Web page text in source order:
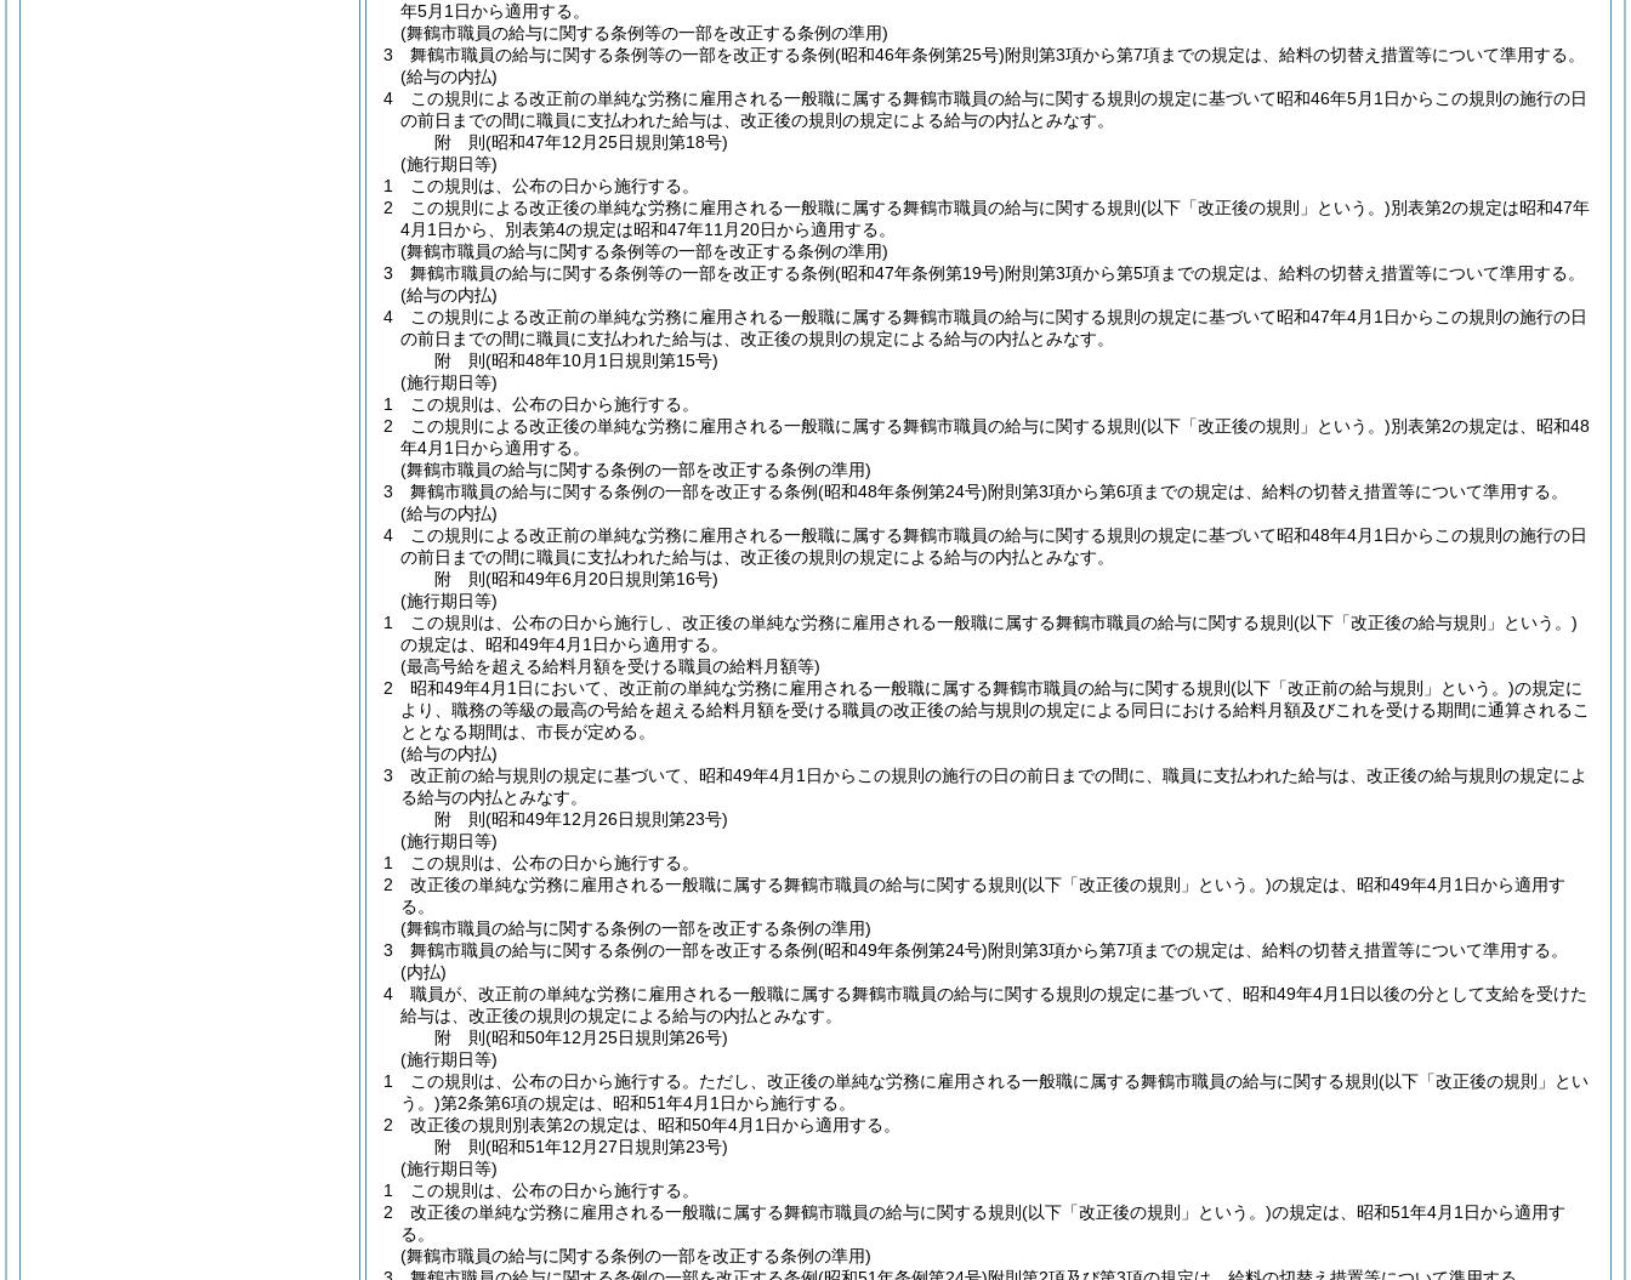
年5月1日から適用する。
(舞鶴市職員の給与に関する条例等の一部を改正する条例の準用)
3
舞鶴市職員の給与に関する条例等の一部を改正する条例(昭和46年条例第25号)附則第3項から第7項までの規定は、給料の切替え措置等について準用する。
(給与の内払)
4
この規則による改正前の単純な労務に雇用される一般職に属する舞鶴市職員の給与に関する規則の規定に基づいて昭和46年5月1日からこの規則の施行の日
の前日までの間に職員に支払われた給与は、改正後の規則の規定による給与の内払とみなす。
附 則(昭和47年12月25日規則第18号)
(施行期日等)
1
この規則は、公布の日から施行する。
2
この規則による改正後の単純な労務に雇用される一般職に属する舞鶴市職員の給与に関する規則 (以下「改正後の規則」という。)別表第2の規定は昭和47年
4月1日から、別表第4の規定は昭和47年11月20日から適用する。
(舞鶴市職員の給与に関する条例等の一部を改正する条例の準用)
3
舞鶴市職員の給与に関する条例等の一部を改正する条例(昭和47年条例第19号)附則第3項から第5項までの規定は、給料の切替え措置等について準用する。
(給与の内払)
4
この規則による改正前の単純な労務に雇用される一般職に属する舞鶴市職員の給与に関する規則の規定に基づいて昭和47年4月1日からこの規則の施行の日
の前日までの間に職員に支払われた給与は、改正後の規則の規定による給与の内払とみなす。
附 則(昭和48年10月1日規則第15号)
(施行期日等)
1
この規則は、公布の日から施行する。
2
この規則による改正後の単純な労務に雇用される一般職に属する舞鶴市職員の給与に関する規則 (以下「改正後の規則」という。)別表第2の規定は、昭和48
年4月1日から適用する。
(舞鶴市職員の給与に関する条例の一部を改正する条例の準用)
3
舞鶴市職員の給与に関する条例の一部を改正する条例(昭和48年条例第24号)附則第3項から第6項までの規定は、給料の切替え措置等について準用する。
(給与の内払)
4
この規則による改正前の単純な労務に雇用される一般職に属する舞鶴市職員の給与に関する規則の規定に基づいて昭和48年4月1日からこの規則の施行の日
の前日までの間に職員に支払われた給与は、改正後の規則の規定による給与の内払とみなす。
附 則(昭和49年6月20日規則第16号)
(施行期日等)
1
この規則は、公布の日から施行し、改正後の単純な労務に雇用される一般職に属する舞鶴市職員の給与に関する規則 (以下「改正後の給与規則」という。)
の規定は、昭和49年4月1日から適用する。
(最高号給を超える給料月額を受ける職員の給料月額等)
2
昭和49年4月1日において、改正前の単純な労務に雇用される一般職に属する舞鶴市職員の給与に関する規則 (以下「改正前の給与規則」という。)の規定に
より、職務の等級の最高の号給を超える給料月額を受ける職員の改正後の給与規則の規定による同日における給料月額及びこれを受ける期間に通算されるこ
ととなる期間は、市長が定める。
(給与の内払)
3
改正前の給与規則の規定に基づいて、昭和49年4月1日からこの規則の施行の日の前日までの間に、職員に支払われた給与は、改正後の給与規則の規定によ
る給与の内払とみなす。
附 則(昭和49年12月26日規則第23号)
(施行期日等)
1
この規則は、公布の日から施行する。
2
改正後の単純な労務に雇用される一般職に属する舞鶴市職員の給与に関する規則 (以下「改正後の規則」という。)の規定は、昭和49年4月1日から適用す
る。
(舞鶴市職員の給与に関する条例の一部を改正する条例の準用)
3
舞鶴市職員の給与に関する条例の一部を改正する条例(昭和49年条例第24号)附則第3項から第7項までの規定は、給料の切替え措置等について準用する。
(内払)
4
職員が、改正前の単純な労務に雇用される一般職に属する舞鶴市職員の給与に関する規則の規定に基づいて、昭和49年4月1日以後の分として支給を受けた
給与は、改正後の規則の規定による給与の内払とみなす。
附 則(昭和50年12月25日規則第26号)
(施行期日等)
1
この規則は、公布の日から施行する。 ただし、改正後の単純な労務に雇用される一般職に属する舞鶴市職員の給与に関する規則 (以下「改正後の規則」とい
う。)第2条第6項の規定は、昭和51年4月1日から施行する。
2
改正後の規則別表第2の規定は、昭和50年4月1日から適用する。
附 則(昭和51年12月27日規則第23号)
(施行期日等)
1
この規則は、公布の日から施行する。
2
改正後の単純な労務に雇用される一般職に属する舞鶴市職員の給与に関する規則 (以下「改正後の規則」という。)の規定は、昭和51年4月1日から適用す
る。
(舞鶴市職員の給与に関する条例の一部を改正する条例の準用)